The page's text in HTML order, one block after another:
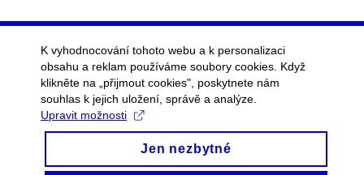
K vyhodnocování tohoto webu a k personalizaci
obsahu a reklam používáme soubory cookies. Když
klikněte na „přijmout cookies", poskytnete nám
souhlas k jejich uložení, správě a analýze.
Upravit možnosti
Jen nezbytné